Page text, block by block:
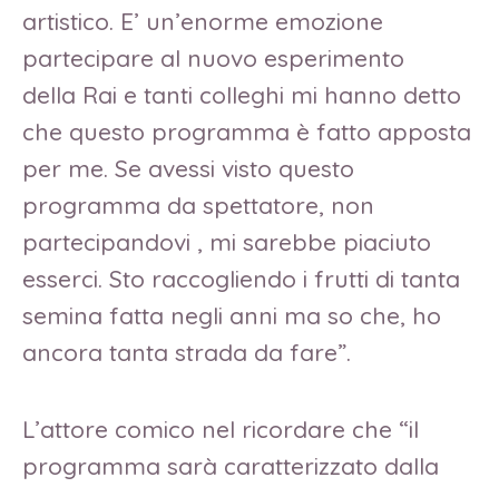
artistico. E’ un’enorme emozione
partecipare al nuovo esperimento
della Rai e tanti colleghi mi hanno detto
che questo programma è fatto apposta
per me. Se avessi visto questo
programma da spettatore, non
partecipandovi , mi sarebbe piaciuto
esserci. Sto raccogliendo i frutti di tanta
semina fatta negli anni ma so che, ho
ancora tanta strada da fare”.
L’attore comico nel ricordare che “il
programma sarà caratterizzato dalla